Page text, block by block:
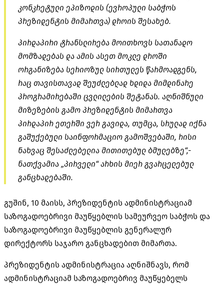
კონკრეტული ეპიზოდის (ევროპული საბჭოს
პრეზიდენტის მიმართვა) დროის შესახებ.
პირდაპირი ტრანსლირება მოითხოვს სათანადო
მომზადებას და ამის ასეთ მოკლე დროში
ორგანიზება სერიოზულ სირთულეს წარმოადგენს,
რაც თავისთავად შეუძლებლად ხდიდა მიმდინარე
პროგრამირებაში ცვლილების შეტანას. აღნიშნული
მიზეზების გამო პრეზიდენტის მიმართვა
პირდაპირ ეთერში ვერ გავიდა, თუმცა, სრულად იქნა
გაშუქებული საინფორმაციო გამოშვებაში, რისი
ნახვაც შესაძლებელია მითითებულ ბმულებზე“,-
ნათქვამია „პირველი“ არხის მიერ გვარცელებულ
განცხადებაში.
გუშინ, 10 მაისს, პრეზიდენტის ადმინისტრაციამ
საზოგადოებრივი მაუწყებლის სამეურვეო საბჭოს და
საზოგადოებრივი მაუწყებლის გენერალურ
დირექტორს საჯარო განცხადებით მიმართა.
პრეზიდენტის ადმინისტრაცია აღნიშნავს, რომ
ადმინისტრაციამ საზოგადოებრივ მაუწყებელს